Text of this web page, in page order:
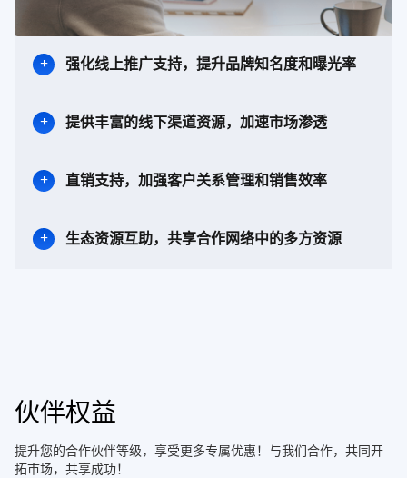
强化线上推广支持，提升品牌知名度和曝光率
提供丰富的线下渠道资源，加速市场渗透
直销支持，加强客户关系管理和销售效率
生态资源互助，共享合作网络中的多方资源
伙伴权益
提升您的合作伙伴等级，享受更多专属优惠！与我们合作，共同开
拓市场，共享成功！